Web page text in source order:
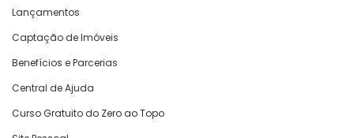
Lançamentos
Captação de Imóveis
Benefícios e Parcerias
Central de Ajuda
Curso Gratuito do Zero ao Topo